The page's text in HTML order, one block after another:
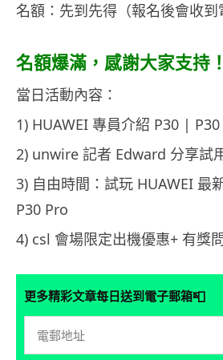
名額：先到先得（報名後會收到
名額爆滿，感謝大家支持！
當日活動內容：
1) HUAWEI 專員介紹 P30 |
2) unwire 記者 Edward 分享試
3) 自由時間：試玩 HUAWEI 最
P30 Pro
4) csl 會場限定出機優惠+ 有獎
更多精彩文章每日送到電子郵箱📮